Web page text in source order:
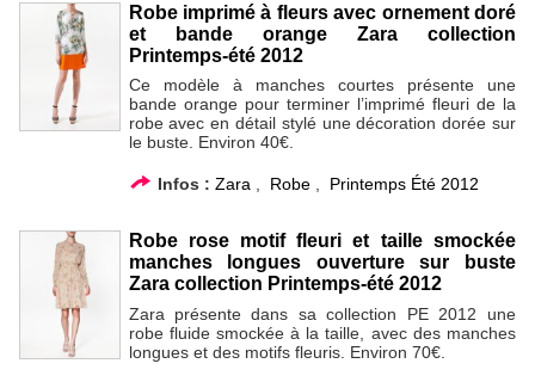
Robe imprimé à fleurs avec ornement doré
et bande orange Zara collection
Printemps-été 2012
Ce modèle à manches courtes présente une
bande orange pour terminer l’imprimé fleuri de la
robe avec en détail stylé une décoration dorée sur
le buste. Environ 40€.
Infos : Zara Robe, Printemps Été 2012
Robe rose motif fleuri et taille smockée
manches longues ouverture sur buste
Zara collection Printemps-été 2012
Zara présente dans sa collection PE 2012 une
robe fluide smockée à la taille, avec des manches
longues et des motifs fleuris. Environ 70€.